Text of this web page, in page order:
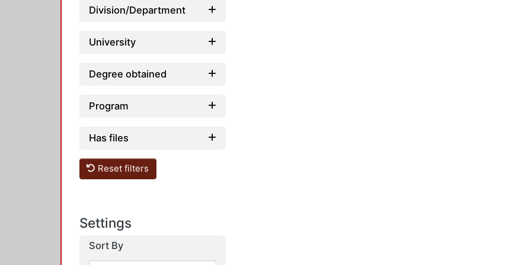
Division/Department
University
Degree obtained
Program
Has files
Reset filters
Settings
Sort By